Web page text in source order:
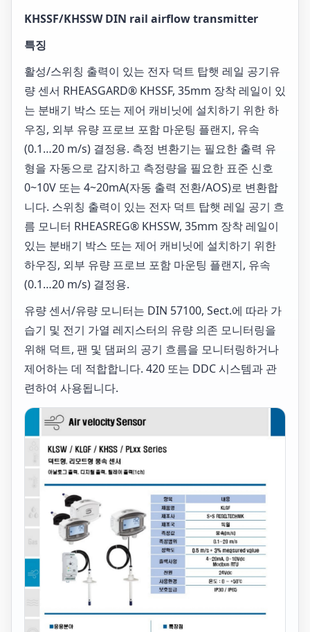
KHSSF/KHSSW DIN rail airflow transmitter
특징
활성/스위칭 출력이 있는 전자 덕트 탑햇 레일 공기유
량 센서 RHEASGARD® KHSSF, 35mm 장착 레일이 있
는 분배기 박스 또는 제어 캐비닛에 설치하기 위한 하
우징, 외부 유량 프로브 포함 마운팅 플랜지, 유속
(0.1…20 m/s) 결정용. 측정 변환기는 필요한 출력 유
형을 자동으로 감지하고 측정량을 필요한 표준 신호
0~10V 또는 4~20mA(자동 출력 전환/AOS)로 변환합
니다. 스위칭 출력이 있는 전자 덕트 탑햇 레일 공기 흐
름 모니터 RHEASREG® KHSSW, 35mm 장착 레일이
있는 분배기 박스 또는 제어 캐비닛에 설치하기 위한
하우징, 외부 유량 프로브 포함 마운팅 플랜지, 유속
(0.1…20 m/s) 결정용.
유량 센서/유량 모니터는 DIN 57100, Sect.에 따라 가
습기 및 전기 가열 레지스터의 유량 의존 모니터링을
위해 덕트, 팬 및 댐퍼의 공기 흐름을 모니터링하거나
제어하는 데 적합합니다. 420 또는 DDC 시스템과 관
련하여 사용됩니다.